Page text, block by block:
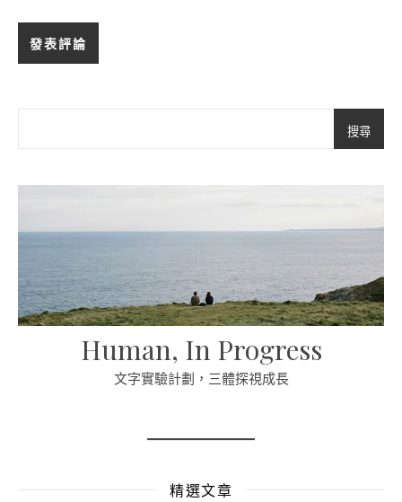
搜尋
Human, In Progress
文字實驗計劃，三體探視成長
精選文章